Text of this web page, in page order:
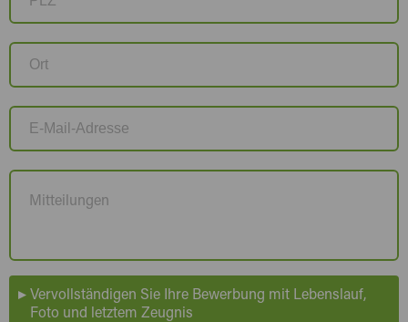
Vervollständigen Sie Ihre Bewerbung mit Lebenslauf,
Foto und letztem Zeugnis